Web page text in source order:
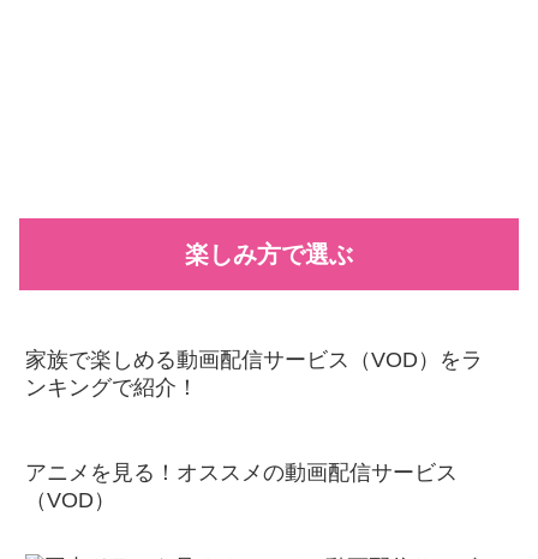
楽しみ方で選ぶ
家族で楽しめる動画配信サービス（VOD）をラ
ンキングで紹介！
アニメを見る！オススメの動画配信サービス
（VOD）